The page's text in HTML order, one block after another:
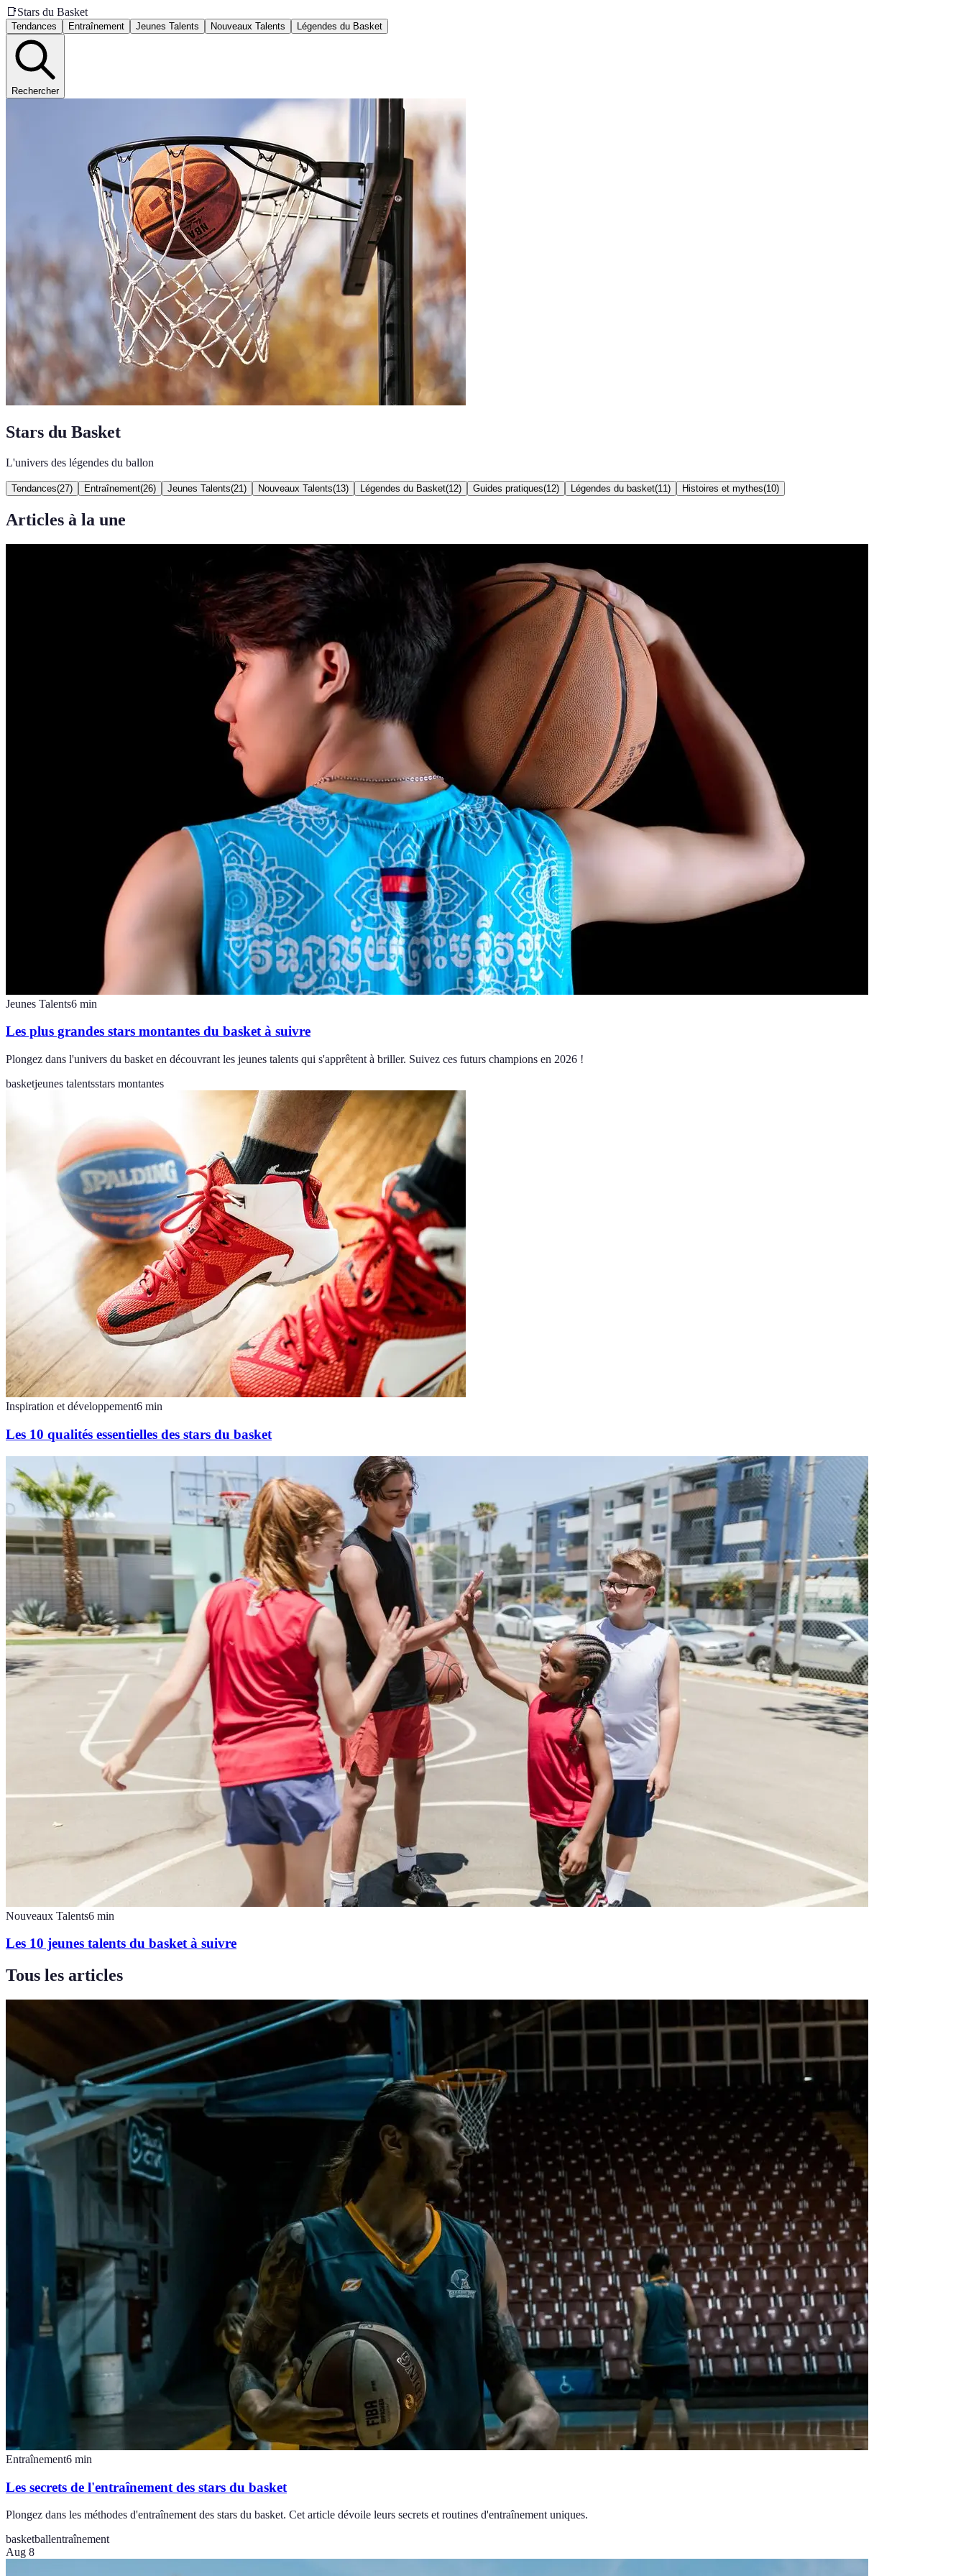
📑Stars du Basket
Tendances Entraînement Jeunes Talents Nouveaux Talents Légendes du Basket
Rechercher
Stars du Basket
L'univers des légendes du ballon
Tendances(27) Entraînement(26) Jeunes Talents(21 ) Nouveaux Talents(13) Légendes du Basket(12) Guides pratiques(12) Légendes du basket(11 ) Histoires et mythes(10)
Articles à la une
Jeunes Talents6 min
Les plus grandes stars montantes du basket à suivre
Plongez dans l'univers du basket en découvrant les jeunes talents qui s'apprêtent à briller. Suivez ces futurs champions en 2026 !
basketjeunes talentsstars montantes
Inspiration et développement6 min
Les 10 qualités essentielles des stars du basket
Nouveaux Talents6 min
Les 10 jeunes talents du basket à suivre
Tous les articles
Entraînement6 min
Les secrets de l'entraînement des stars du basket
Plongez dans les méthodes d'entraînement des stars du basket. Cet article dévoile leurs secrets et routines d'entraînement uniques.
basketballentraînement
Aug 8